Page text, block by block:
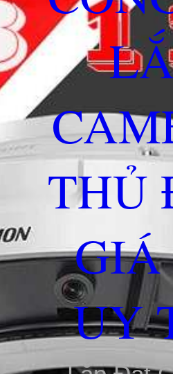
THỦ
GIÁ
UY